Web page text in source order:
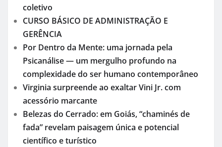
coletivo
CURSO BÁSICO DE ADMINISTRAÇÃO E
GERÊNCIA
Por Dentro da Mente: uma jornada pela
Psicanálise — um mergulho profundo na
complexidade do ser humano contemporâneo
Virginia surpreende ao exaltar Vini Jr. com
acessório marcante
Belezas do Cerrado: em Goiás, “chaminés de
fada” revelam paisagem única e potencial
científico e turístico